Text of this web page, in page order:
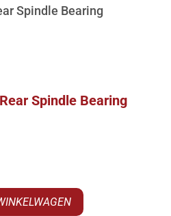
Spindle Bearing
Spindle Bearing